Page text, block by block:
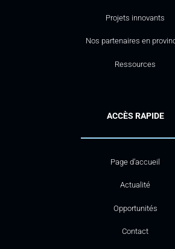
Projets innovants
Nos partenaires en
Ressources
ACCÈS RAPIDE
Page d’accueil
Actualité
Opportunités
Contact